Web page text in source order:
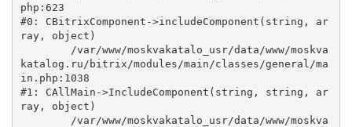
php:623
#0: CBitrixComponent->includeComponent(string, ar
ray, object)
katalog.ru/bitrix/modules/main/classes/general/ma
in.php:1038
#1: CAllMain->IncludeComponent(string, string, ar
ray, object)